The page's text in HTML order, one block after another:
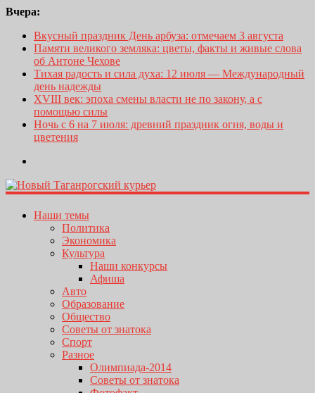
Вчера:
Вкусный праздник День арбуза: отмечаем 3 августа
Памяти великого земляка: цветы, факты и живые слова
об Антоне Чехове
Тихая радость и сила духа: 12 июля — Международный
день надежды
XVIII век: эпоха смены власти не по закону, а с
помощью силы
Ночь с 6 на 7 июля: древний праздник огня, воды и
цветения
Наши темы
Политика
Экономика
Культура
Наши конкурсы
Афиша
Авто
Образование
Общество
Советы от знатока
Спорт
Разное
Олимпиада-2014
Советы от знатока